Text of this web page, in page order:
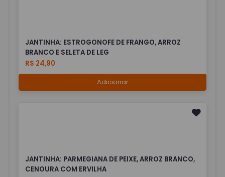
JANTINHA: ESTROGONOFE DE FRANGO, ARROZ
BRANCO E SELETA DE LEG
R$ 24,90
Adicionar
JANTINHA: PARMEGIANA DE PEIXE, ARROZ BRANCO,
CENOURA COM ERVILHA